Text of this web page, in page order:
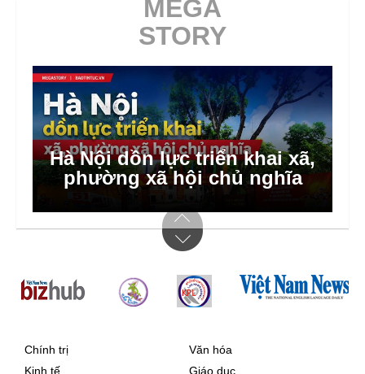
MEGA
STORY
Hà Nội dồn lực triển khai xã,
phường xã hội chủ nghĩa
Chính trị
Kinh tế
Văn hóa
Giáo dục